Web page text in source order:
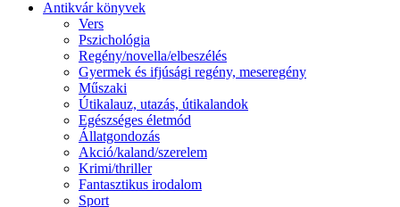
Antikvár könyvek
Vers
Pszichológia
Regény/novella/elbeszélés
Gyermek és ifjúsági regény, meseregény
Műszaki
Útikalauz, utazás, útikalandok
Egészséges életmód
Állatgondozás
Akció/kaland/szerelem
Krimi/thriller
Fantasztikus irodalom
Sport